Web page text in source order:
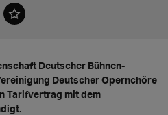
Deutscher Bühnen-
Deutscher Opernchöre
Tarifvertrag mit dem